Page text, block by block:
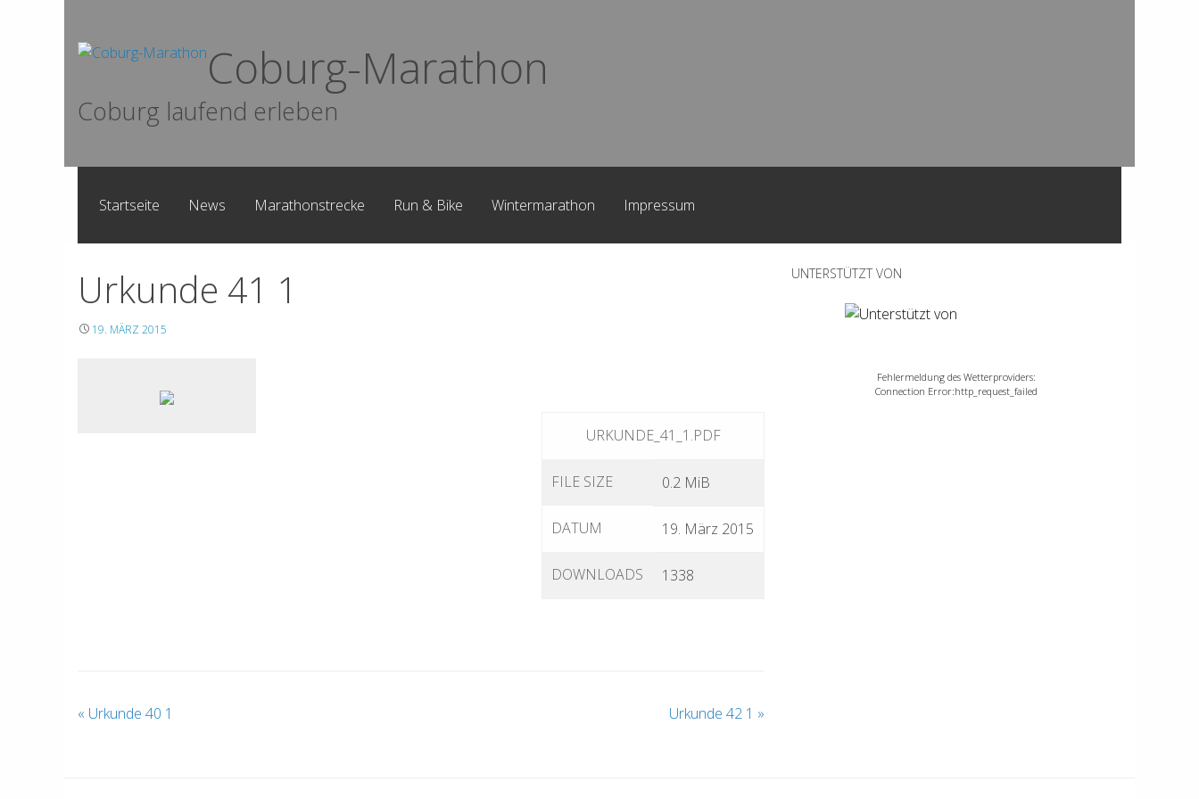
Coburg-Marathon
Coburg laufend erleben
Startseite News Marathonstrecke Run & Bike Wintermarathon Impressum
Urkunde 41 1
19. MÄRZ 2015
URKUNDE_41_1.PDF
FILE SIZE 0.2 MiB
DATUM 19. März 2015
DOWNLOADS 1338
« Urkunde 40 1 Urkunde 42 1 »
UNTERSTÜTZT VON
Fehlermeldung des Wetterproviders:
Connection Error:http_request_failed